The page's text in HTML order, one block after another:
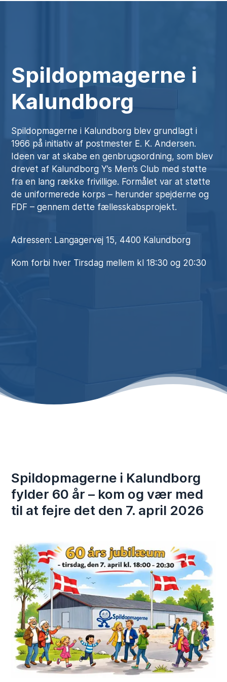
Spildopmagerne i
Kalundborg
Spildopmagerne i Kalundborg blev grundlagt i
1966 på initiativ af postmester E. K. Andersen.
Ideen var at skabe en genbrugsordning, som blev
drevet af Kalundborg Y’s Men’s Club med støtte
fra en lang række frivillige. Formålet var at støtte
de uniformerede korps – herunder spejderne og
FDF – gennem dette fællesskabsprojekt.
Adressen: Langagervej 15, 4400 Kalundborg
Kom forbi hver Tirsdag mellem kl 18:30 og 20:30
Spildopmagerne i Kalundborg
fylder 60 år – kom og vær med
til at fejre det den 7. april 2026